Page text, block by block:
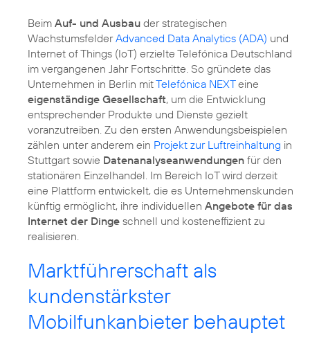
Beim Auf- und Ausbau der strategischen
WachstumsfelderAdvanced Data Analytics (ADA) und
Internet of Things (IoT) erzielte Telefónica Deutschland
im vergangenen Jahr Fortschritte. So gründete das
Unternehmen in Berlin mitTelefónica NEXTeine
eigenständige Gesellschaft, um die Entwicklung
entsprechender Produkte und Dienste gezielt
voranzutreiben. Zu den ersten Anwendungsbeispielen
zählen unter anderem ein Projekt zur Luftreinhaltung in
Stuttgart sowie Datenanalyseanwendungen für den
stationären Einzelhandel. Im Bereich IoT wird derzeit
eine Plattform entwickelt, die es Unternehmenskunden
künftig ermöglicht, ihre individuellen Angebote für das
Internet der Dinge schnell und kosteneffizient zu
realisieren.
Marktführerschaft als
kundenstärkster
Mobilfunkanbieter behauptet